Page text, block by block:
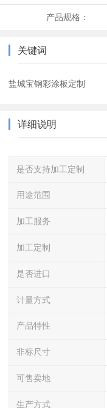
产品规格：
关键词
盐城宝钢彩涂板定制
详细说明
是否支持加工定制
用途范围
加工服务
加工定制
是否进口
计量方式
产品特性
非标尺寸
可售卖地
生产方式